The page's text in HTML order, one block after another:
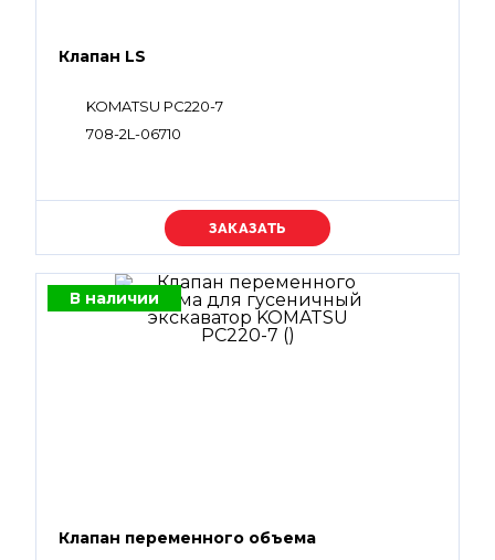
Клапан LS
KOMATSU PC220-7
708-2L-06710
Уточняйте цену
В наличии
Клапан переменного объема